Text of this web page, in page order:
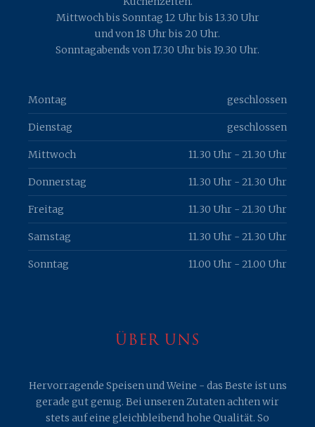
Mittwoch bis Sonntag 12 Uhr bis 13.30 Uhr
und von 18 Uhr bis 20 Uhr.
Sonntagabends von 17.30 Uhr bis 19.30 Uhr.
Montag geschlossen
Dienstag geschlossen
Mittwoch 11.30 Uhr - 21.30 Uhr
Donnerstag 11.30 Uhr - 21.30 Uhr
Freitag 11.30 Uhr - 21.30 Uhr
Samstag 11.30 Uhr - 21.30 Uhr
Sonntag 11.00 Uhr - 21.00 Uhr
ÜBER UNS
Hervorragende Speisen und Weine - das Beste ist uns
gerade gut genug. Bei unseren Zutaten achten wir
stets auf eine gleichbleibend hohe Qualität. So